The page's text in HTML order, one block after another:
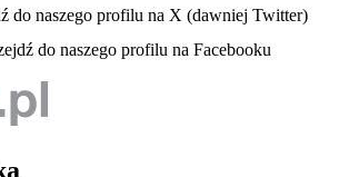
nowej karcie
do naszego profilu na X (dawniej Twitter)
- otwiera się w nowej karcie
do naszego profilu na Facebooku